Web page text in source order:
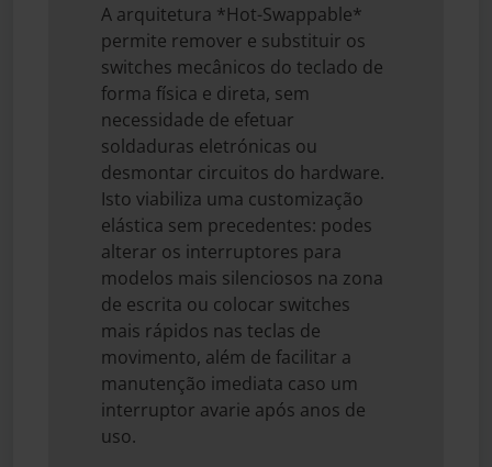
A arquitetura *Hot-Swappable*
permite remover e substituir os
switches mecânicos do teclado de
forma física e direta, sem
necessidade de efetuar
soldaduras eletrónicas ou
desmontar circuitos do hardware.
Isto viabiliza uma customização
elástica sem precedentes: podes
alterar os interruptores para
modelos mais silenciosos na zona
de escrita ou colocar switches
mais rápidos nas teclas de
movimento, além de facilitar a
manutenção imediata caso um
interruptor avarie após anos de
uso.